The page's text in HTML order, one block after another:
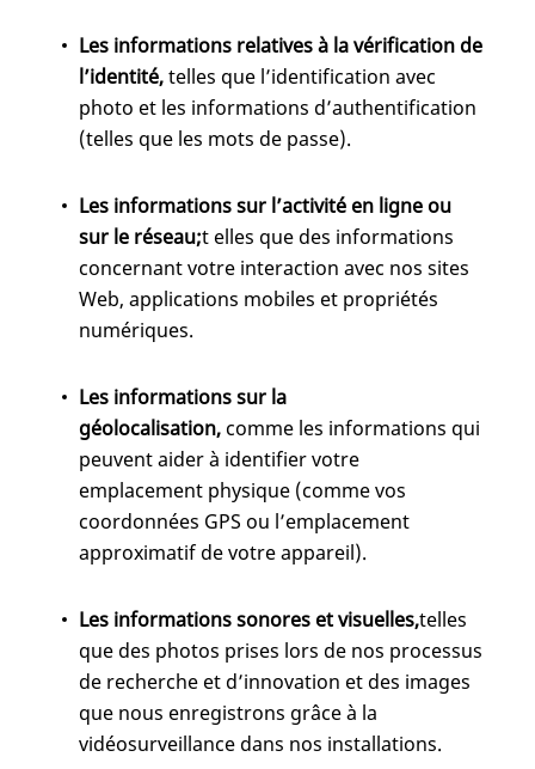
Les informations relatives à la vérification de
l’identité,telles que l’identification avec
photo et les informations d’authentification
(telles que les mots de passe).
Les informations sur l’activité en ligne ou
sur le réseau;t elles que des informations
concernant votre interaction avec nos sites
Web, applications mobiles et propriétés
numériques.
Les informations sur la
géolocalisation,comme les informations qui
peuvent aider à identifier votre
emplacement physique (comme vos
coordonnées GPS ou l’emplacement
approximatif de votre appareil).
Les informations sonores et visuelles,telles
que des photos prises lors de nos processus
de recherche et d’innovation et des images
que nous enregistrons grâce à la
vidéosurveillance dans nos installations.